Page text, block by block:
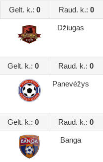
Gelt. k.: 0 Raud. k.: 0
Džiugas
Gelt. k.: 0 Raud. k.: 0
Panevėžys
Gelt. k.: 0 Raud. k.: 0
Banga